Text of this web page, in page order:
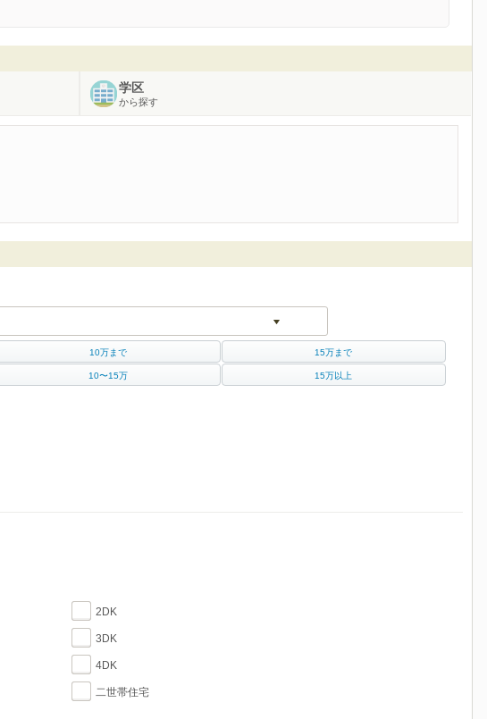
学区
から探す
10万まで 15万まで
10〜15万 15万以上
2DK
3DK
4DK
二世帯住宅